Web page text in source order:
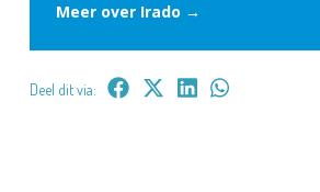
Meer over Irado →
Deel dit via: